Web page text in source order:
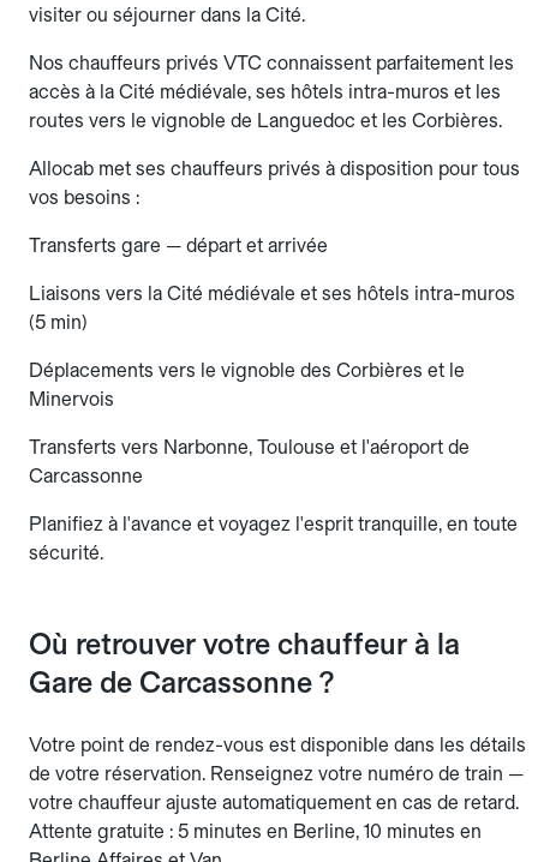
visiter ou séjourner dans la Cité.
Nos chauffeurs privés VTC connaissent parfaitement les
accès à la Cité médiévale, ses hôtels intra-muros et les
routes vers le vignoble de Languedoc et les Corbières.
Allocab met ses chauffeurs privés à disposition pour tous
vos besoins :
Transferts gare — départ et arrivée
Liaisons vers la Cité médiévale et ses hôtels intra-muros
(5 min)
Déplacements vers le vignoble des Corbières et le
Minervois
Transferts vers Narbonne, Toulouse et l'aéroport de
Carcassonne
Planifiez à l'avance et voyagez l'esprit tranquille, en toute
sécurité.
Où retrouver votre chauffeur à la
Gare de Carcassonne ?
Votre point de rendez-vous est disponible dans les détails
de votre réservation. Renseignez votre numéro de train —
votre chauffeur ajuste automatiquement en cas de retard.
Attente gratuite : 5 minutes en Berline, 10 minutes en